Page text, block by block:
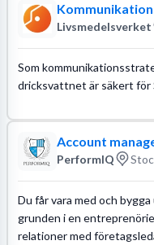
Livsmedelsverket
Som
dricksvattnet är säkert för
Account
PerformIQ
Du får vara med och
grunden i en
relationer med